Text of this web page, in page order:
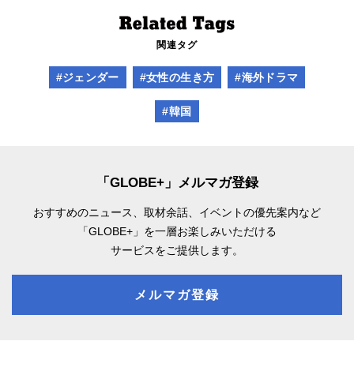
関連タグ
#ジェンダー #女性の生き方 #海外ドラマ
#韓国
「GLOBE+」メルマガ登録
おすすめのニュース、取材余話、 イベントの優先案内など
「GLOBE+」を一層お楽しみいただける
サービスをご提供します。
メルマガ登録